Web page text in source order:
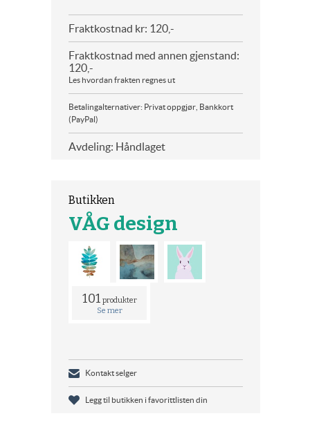
Fraktkostnad kr: 120,-
Fraktkostnad med annen gjenstand:
120,-
Les hvordan frakten regnes ut
Betalingalternativer: Privat oppgjør, Bankkort
(PayPal)
Avdeling: Håndlaget
Butikken
VÅG design
101 produkter
Se mer
Kontakt selger
Legg til butikken i favorittlisten din